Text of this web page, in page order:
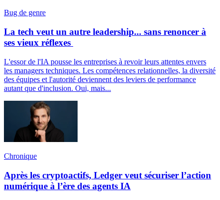
Bug de genre
La tech veut un autre leadership... sans renoncer à
ses vieux réflexes
L'essor de l'IA pousse les entreprises à revoir leurs attentes envers
les managers techniques. Les compétences relationnelles, la diversité
des équipes et l'autorité deviennent des leviers de performance
autant que d'inclusion. Oui, mais...
Chronique
Après les cryptoactifs, Ledger veut sécuriser l’action
numérique à l’ère des agents IA